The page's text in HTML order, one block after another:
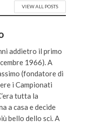
VIEW ALL POSTS
addietro il primo
1966). A
(fondatore di
i Campionati
tutta la
a casa e decide
bello dello sci. A